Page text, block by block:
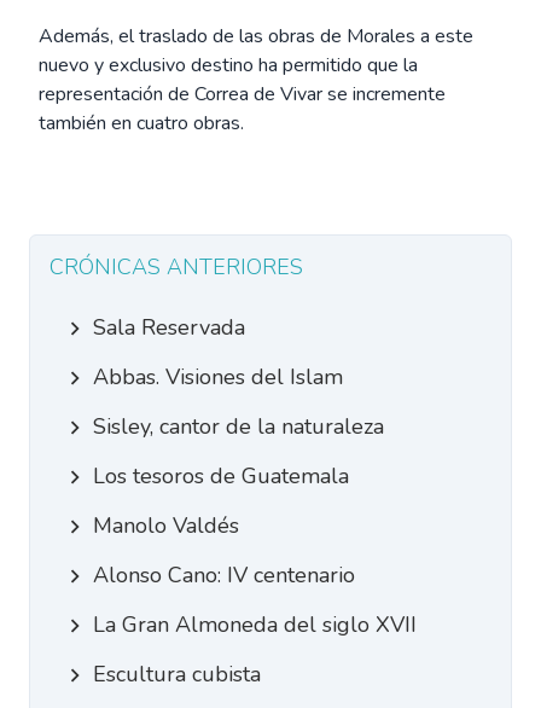
Además, el traslado de las obras de Morales a este
nuevo y exclusivo destino ha permitido que la
representación de Correa de Vivar se incremente
también en cuatro obras.
CRÓNICAS ANTERIORES
Sala Reservada
Abbas. Visiones del Islam
Sisley, cantor de la naturaleza
Los tesoros de Guatemala
Manolo Valdés
Alonso Cano: IV centenario
La Gran Almoneda del siglo XVII
Escultura cubista